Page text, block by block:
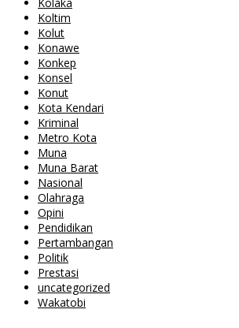
Koltim
Kolut
Konawe
Konkep
Konsel
Konut
Kota Kendari
Kriminal
Metro Kota
Muna
Muna Barat
Nasional
Olahraga
Opini
Pendidikan
Pertambangan
Politik
Prestasi
uncategorized
Wakatobi